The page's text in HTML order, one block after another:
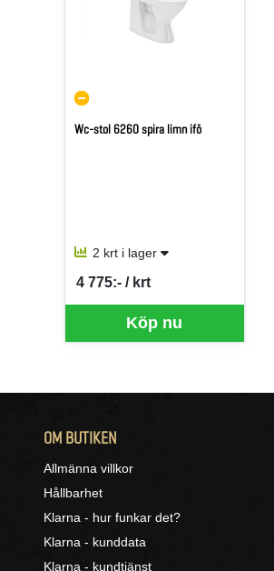
Wc-stol 6260 spira limn ifö
2 krt i lager
Köp nu
4 775:- / krt
SEK per KRT
OM BUTIKEN
Allmänna villkor
Hållbarhet
Klarna - hur funkar det?
Klarna - kunddata
Klarna - kundtjänst